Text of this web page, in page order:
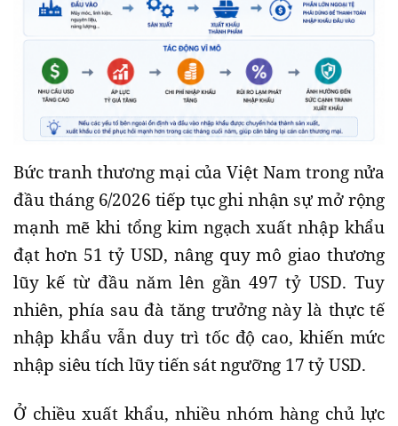
Bức tranh thương mại của Việt Nam trong nửa
đầu tháng 6/2026 tiếp tục ghi nhận sự mở rộng
mạnh mẽ khi tổng kim ngạch xuất nhập khẩu
đạt hơn 51 tỷ USD, nâng quy mô giao thương
lũy kế từ đầu năm lên gần 497 tỷ USD. Tuy
nhiên, phía sau đà tăng trưởng này là thực tế
nhập khẩu vẫn duy trì tốc độ cao, khiến mức
nhập siêu tích lũy tiến sát ngưỡng 17 tỷ USD.
Ở chiều xuất khẩu, nhiều nhóm hàng chủ lực